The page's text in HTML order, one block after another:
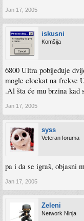
Jan 17, 2005
iskusni
Komšija
6800 Ultra pobijeđuje
mogle clockat na frekve
.Al šta će mu brzina kad
Jan 17, 2005
syss
Veteran foruma
pa i da se igraš, objasni
Jan 17, 2005
Zeleni
Network Ninja